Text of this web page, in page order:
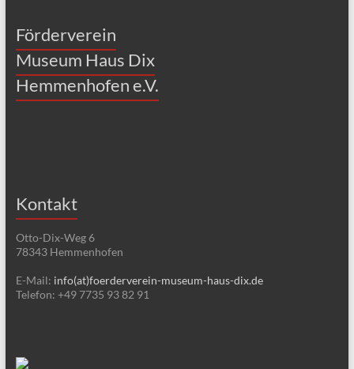
Förderverein
Museum Haus Dix
Hemmenhofen e.V.
Kontakt
Otto-Dix-Weg 6
78343 Hemmenhofen
E-Mail: info(at)foerderverein-museum-haus-dix.de
Telefon: +49 7735 93 82 91